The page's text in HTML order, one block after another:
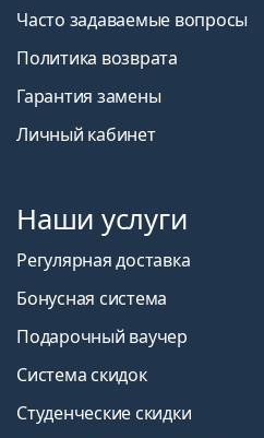
Часто задаваемые вопросы
Политика возврата
Гарантия замены
Личный кабинет
Наши услуги
Регулярная доставка
Бонусная система
Подарочный ваучер
Система скидок
Студенческие скидки